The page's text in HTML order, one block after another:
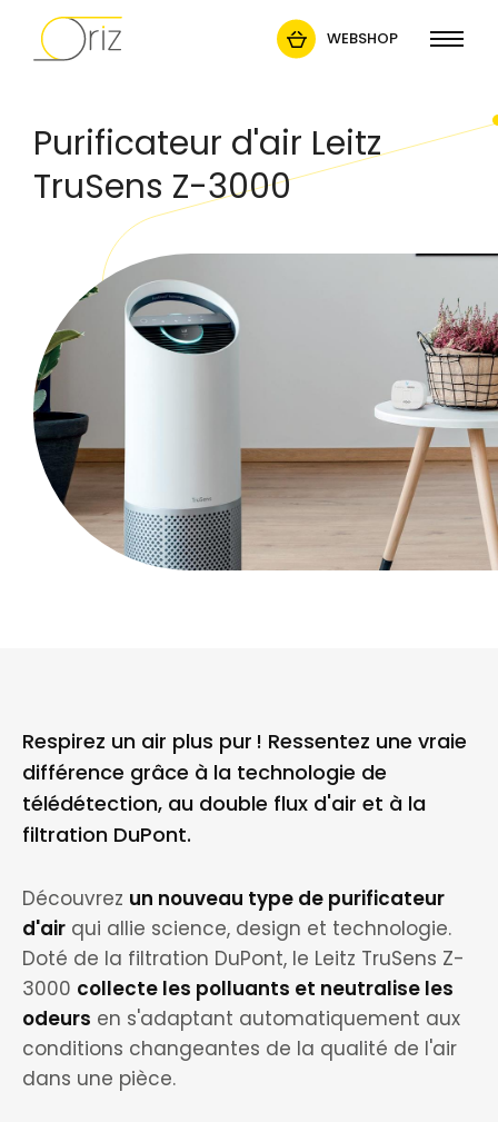
WEBSHOP
Purificateur d'air Leitz
TruSens Z-3000
Respirez un air plus pur ! Ressentez une vraie
différence grâce à la technologie de
télédétection, au double flux d'air et à la
filtration DuPont.
Découvrez un nouveau type de purificateur
d'air qui allie science, design et technologie.
Doté de la filtration DuPont, le Leitz TruSens Z-
3000 collecte les polluants et neutralise les
odeurs en s'adaptant automatiquement aux
conditions changeantes de la qualité de l'air
dans une pièce.